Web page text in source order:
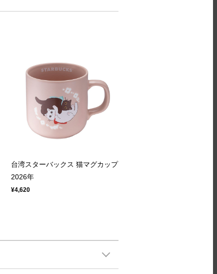
台湾スターバックス 猫マグカップ
2026年
¥4,620